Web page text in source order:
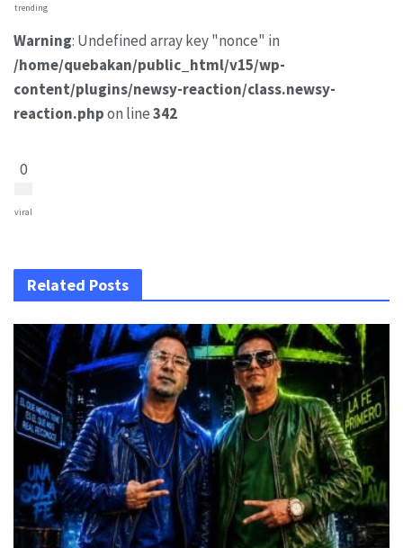
trending
Warning: Undefined array key "nonce" in
/home/quebakan/public_html/v15/wp-
content/plugins/newsy-reaction/class.newsy-
reaction.phpon line342
0
viral
Related Posts